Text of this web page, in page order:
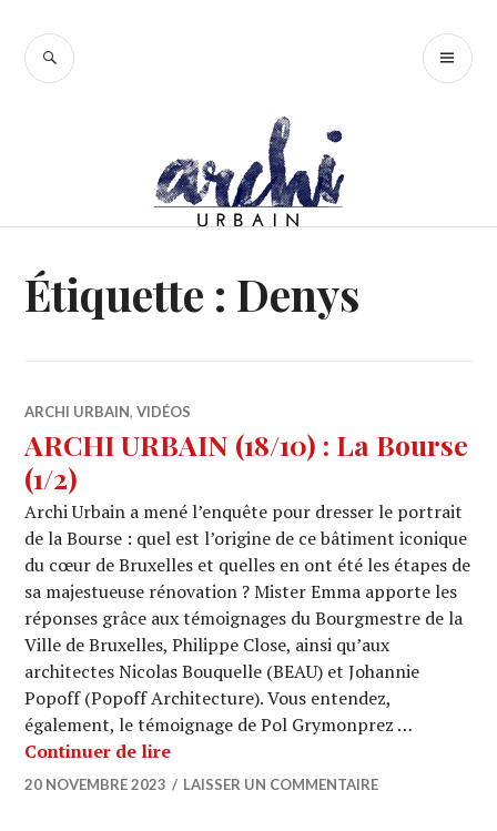
contenu
RECHERCHE
Étiquette : Denys
ARCHI URBAIN,VIDÉOS
ARCHI URBAIN (18/10) : La Bourse
(1/2)
Archi Urbain a mené l’enquête pour dresser le portrait
de la Bourse : quel est l’origine de ce bâtiment iconique
du cœur de Bruxelles et quelles en ont été les étapes de
sa majestueuse rénovation ? Mister Emma apporte les
réponses grâce aux témoignages du Bourgmestre de la
Ville de Bruxelles, Philippe Close, ainsi qu’aux
architectes Nicolas Bouquelle (BEAU) et Johannie
Popoff (Popoff Architecture). Vous entendez,
également, le témoignage de Pol Grymonprez …
Continuer de lireARCHI URBAIN (18/10) : La Bourse
20 NOVEMBRE 2023 LAISSER UN COMMENTAIRE